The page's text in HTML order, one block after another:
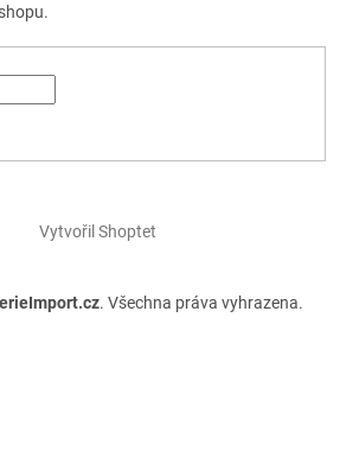
Vytvořil Shoptet
. Všechna práva vyhrazena.